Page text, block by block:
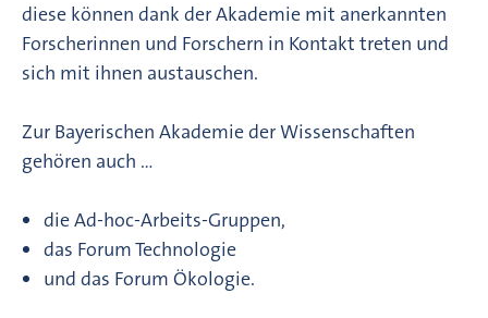
diese können dank der Akademie mit anerkannten
Forscherinnen und Forschern in Kontakt treten und
sich mit ihnen austauschen.
Zur Bayerischen Akademie der Wissenschaften
gehören auch …
die Ad-hoc-Arbeits-Gruppen,
das Forum Technologie
und das Forum Ökologie.